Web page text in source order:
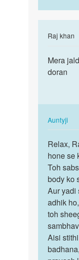
Raj khan
to
Mera
jaldi
hai…
Mera
doran
AuntyjiIn
to
jaldi
jata
by
Raj
Relax,
Raj
beta!
Jaldi…
Relax,
hone se
Toh
body ko
Aur yadi
adhik
toh
Aisi